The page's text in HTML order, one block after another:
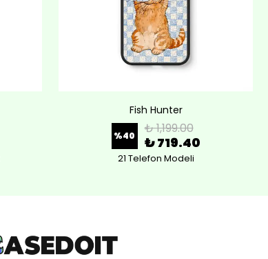
Fish Hunter
%40 ₺ 1,199.00
₺ 719.40
21 Telefon Modeli